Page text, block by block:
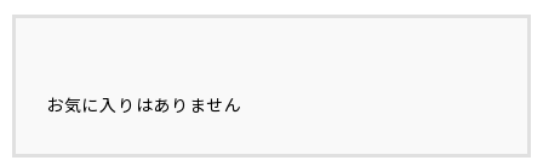
お気に入りはありません